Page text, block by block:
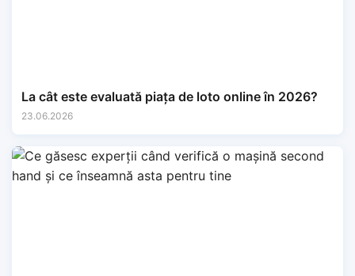
La cât este evaluată piața de loto online în 2026?
23.06.2026